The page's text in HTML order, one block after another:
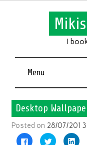
I
Menu
Desktop
Posted on 28/07/2013
Fai Fai Fai